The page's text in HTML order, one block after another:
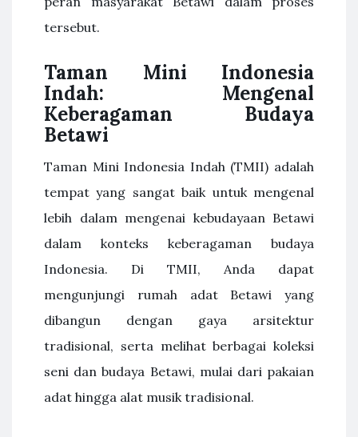
tersebut.
Taman Mini Indonesia
Indah: Mengenal
Keberagaman Budaya
Betawi
Taman Mini Indonesia Indah (TMII) adalah
tempat yang sangat baik untuk mengenal
lebih dalam mengenai kebudayaan Betawi
dalam konteks keberagaman budaya
Indonesia. Di TMII, Anda dapat
mengunjungi rumah adat Betawi yang
dibangun dengan gaya arsitektur
tradisional, serta melihat berbagai koleksi
seni dan budaya Betawi, mulai dari pakaian
adat hingga alat musik tradisional.